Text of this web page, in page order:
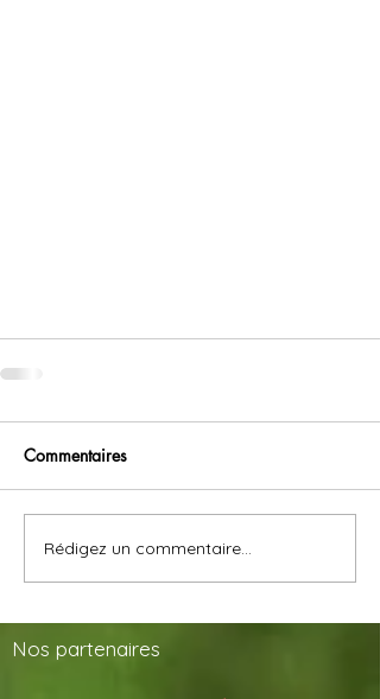
Commentaires
Rédigez un commentaire...
Nos partenaires